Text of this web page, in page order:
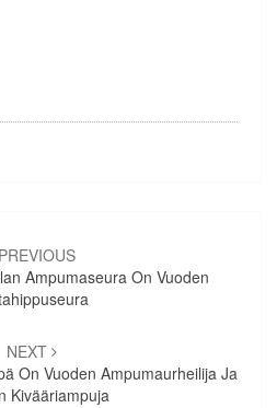
PREVIOUS
Ampumaseura On Vuoden
NEXT
On Vuoden Ampumaurheilija Ja
Kivääriampuja